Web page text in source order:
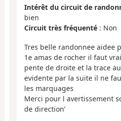
Intérêt du circuit de
bien
Circuit très fréquenté : Non
Tres belle randonnee aidee
1e amas de rocher il faut
pente de droite et la trace
evidente par la suite il ne
les marquages
Merci pour l avertissement
de direction’